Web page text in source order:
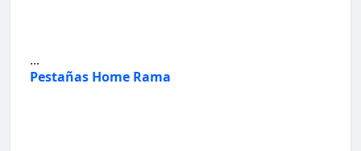
...
Pestañas Home Rama